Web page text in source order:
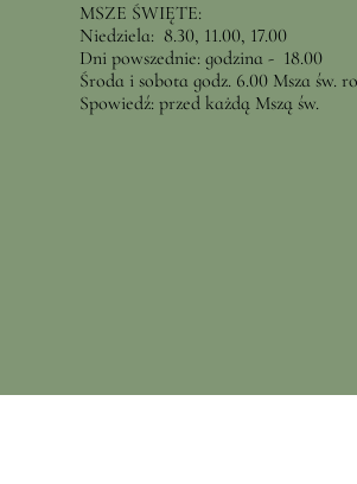
MSZE ŚWIĘTE:
Niedziela: 8.30, 11.00, 17.00
Dni powszednie: godzina - 18.00
Środa i sobota godz. 6.00 Msza św.
Spowiedź: przed każdą Mszą św.